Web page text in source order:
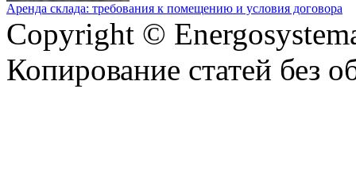
Аренда склада: требования к помещению и условия договора
Copyright ©
Копирование статей без